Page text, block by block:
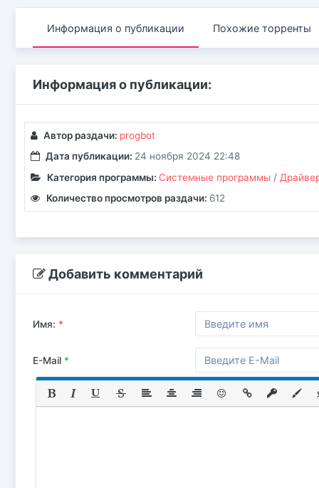
Информация о публикации Похожие торренты
Информация о публикации:
Автор раздачи: progbot
Дата публикации: 24 ноября 2024 22:48
Категория программы: Системные программы/
Количество просмотров раздачи: 612
Добавить комментарий
Имя: *
E-Mail *